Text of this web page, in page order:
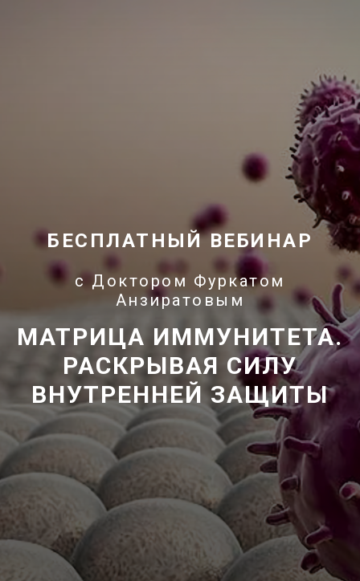
БЕСПЛАТНЫЙ ВЕБИНАР
с Доктором Фуркатом
Анзиратовым
МАТРИЦА ИММУНИТЕТА.
РАСКРЫВАЯ СИЛУ
ВНУТРЕННЕЙ ЗАЩИТЫ